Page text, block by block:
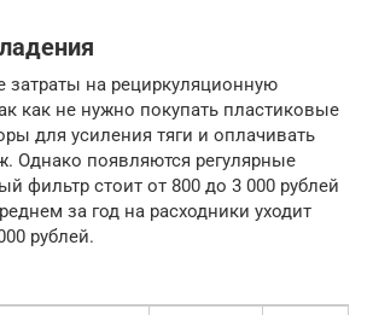
затраты на рециркуляционную
как не нужно покупать пластиковые
для усиления тяги и оплачивать
Однако появляются регулярные
фильтр стоит от 800 до 3 000 рублей
за год на расходники уходит
рублей.